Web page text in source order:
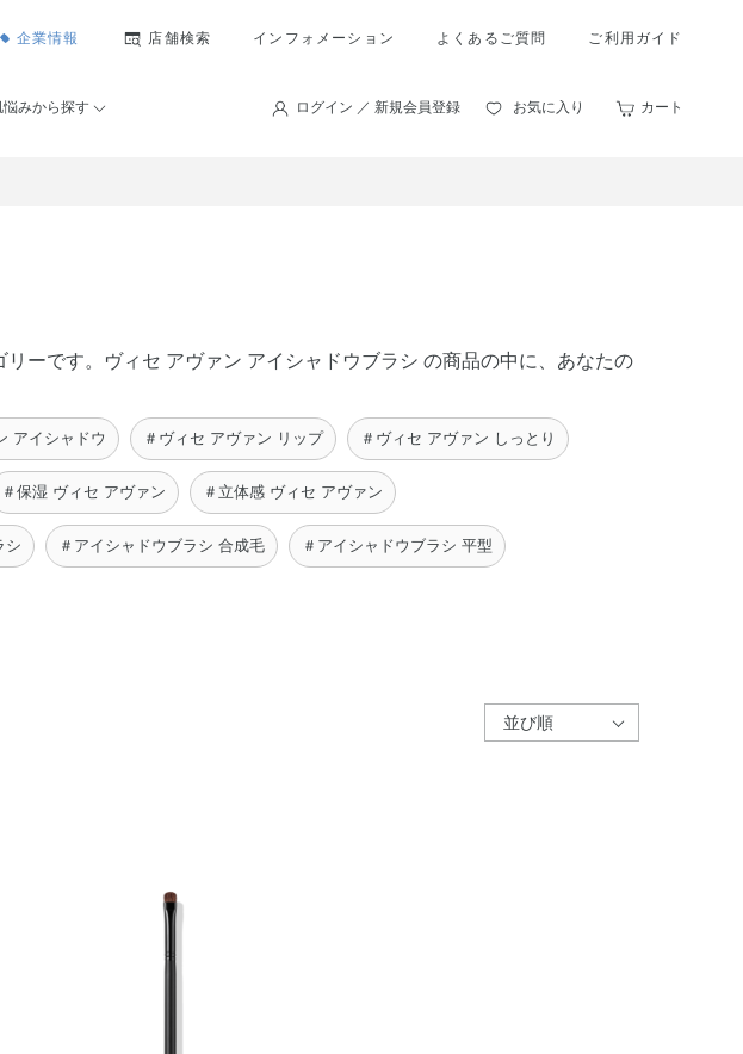
企業情報 店舗検索 インフォメーション よくあるご質問 ご利用ガイド
悩みから探す ログイン ／ 新規会員登録 お気に入り カート
ーです。ヴィセ アヴァン アイシャドウブラシ の商品の中に、あなたの
アイシャドウ ＃ヴィセ アヴァン リップ ＃ヴィセ アヴァン しっとり
＃保湿 ヴィセ アヴァン ＃立体感 ヴィセ アヴァン
シ ＃アイシャドウブラシ 合成毛 ＃アイシャドウブラシ 平型